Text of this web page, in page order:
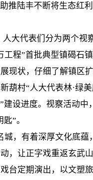
推陆丰不断将生态红
大代表们分为两个视
工程”首批典型镇碣石
现状，仔细了解镇区
葫村“人大代表林·绿
建设进度。视察活动中
”。
城，有着深厚文化底蕴
，让正字戏重返玄武
台定期演出，以文塑